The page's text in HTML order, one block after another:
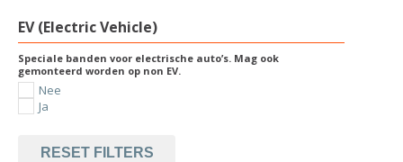
EV (Electric Vehicle)
Speciale banden voor electrische auto’s. Mag ook
gemonteerd worden op non EV.
Nee
Ja
RESET FILTERS